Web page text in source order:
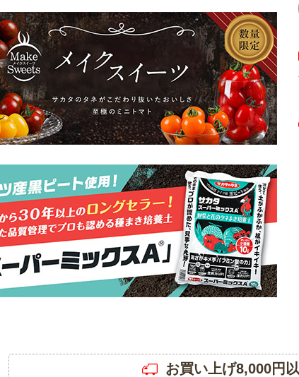
お買い上げ8,000円